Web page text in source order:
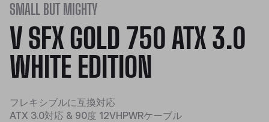
SMALL BUT MIGHTY
V SFX GOLD 750 ATX 3.0
WHITE EDITION
フレキシブルに互換対応
ATX 3.0対応 & 90度 12VHPWRケーブル